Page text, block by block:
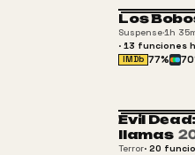
Los
Suspense·1h
·13 funciones
IMDb 77% 70
Evil
llamas
Terror·20